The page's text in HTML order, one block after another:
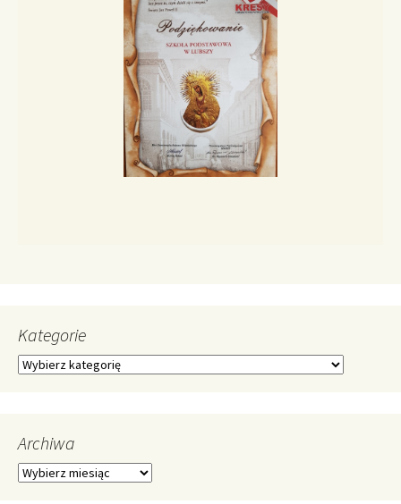
Kategorie
Kategorie
Archiwa
Archiwa